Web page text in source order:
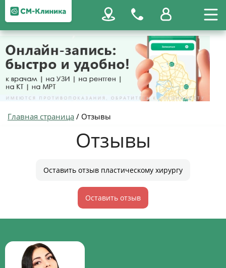
Главная страница / Отзывы
Отзывы
Оставить отзыв пластическому хирургу
Оставить отзыв